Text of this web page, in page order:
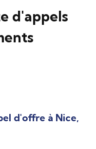
d'appels
d'offre à Nice,